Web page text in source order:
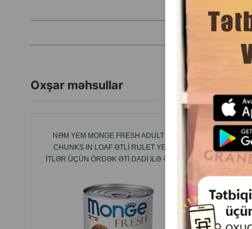
Oxşar məhsullar
NƏM YEM MONGE FRESH ADULT DOG
CHUNKS IN LOAF ƏTLI RULET YETKIN
ITLƏR ÜÇÜN ÖRDƏK ƏTI DADI ILƏ 400 QR.